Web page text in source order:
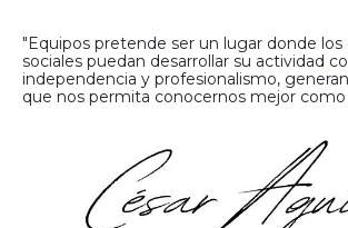
"Equipos pretende ser un lugar donde los
sociales puedan desarrollar su actividad
independencia y profesionalismo,
que nos permita conocernos mejor como